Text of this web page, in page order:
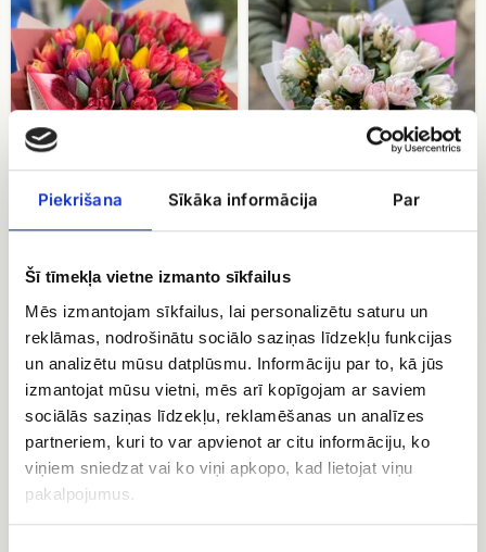
Piekrišana Sīkāka informācija Par
Šī tīmekļa vietne izmanto sīkfailus
Mēs izmantojam sīkfailus, lai personalizētu saturu un
reklāmas, nodrošinātu sociālo saziņas līdzekļu funkcijas
un analizētu mūsu datplūsmu. Informāciju par to, kā jūs
izmantojat mūsu vietni, mēs arī kopīgojam ar saviem
sociālās saziņas līdzekļu, reklamēšanas un analīzes
partneriem, kuri to var apvienot ar citu informāciju, ko
viņiem sniedzat vai ko viņi apkopo, kad lietojat viņu
pakalpojumus.
dažādu
krāsu
tulpe
dekoratīvā
iepakojumā
51 dažādu krāsu tulpe
pušķis
Foxtrot
Tulpju pušķis Foxtrot
EUR 52.50
Rozā
tulpju
pušķis
Sarkanu
rožu
pušķis
50
cm